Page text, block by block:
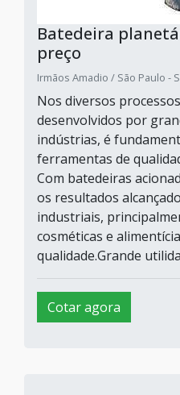
Batedeira
preço
Irmãos Amadio / São Paulo -
Nos diversos
desenvolvidos por
indústrias, é
ferramentas de
Com batedeiras
os resultados
industriais,
cosméticas e
qualidade.Grande
Cotar agora